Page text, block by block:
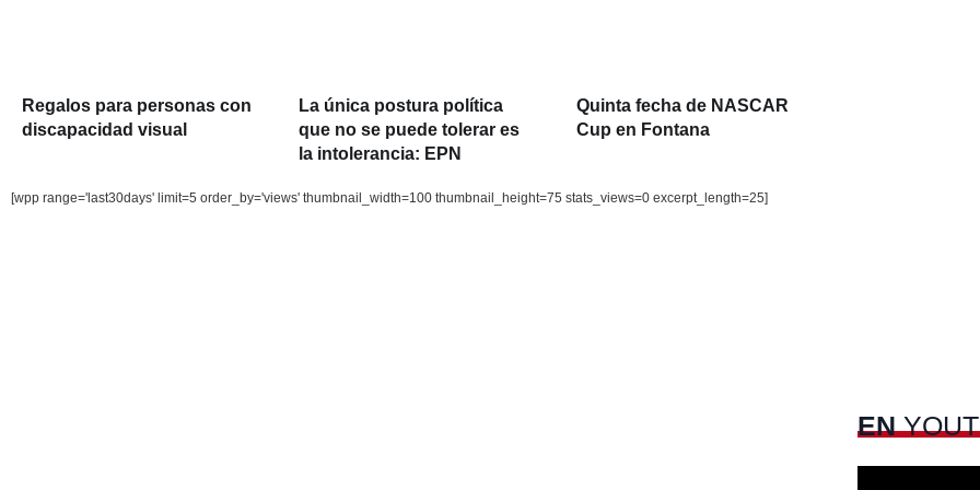
Regalos para personas con
discapacidad visual
La única postura política
que no se puede tolerar es
la intolerancia: EPN
Quinta fecha de NASCAR
Cup en Fontana
[wpp range='last30days' limit=5 order_by='views' thumbnail_width=100 thumbnail_height=75 stats_views=0 excerpt_length=25]
EN